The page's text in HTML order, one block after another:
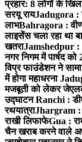
प्रहार: 8 लोगों के
सरयू रायJadugora :
लाभBahragora :
लाइसेंस चला रहा था
खतराJamshedpur :
नगर निगम में पार्षद
विप्र फाउंडेशन ने
में होगा महाधरना
मजबूती को लेकर
उद्घाटनRanchi :
रथयात्राJhargram :
राखी लिफाफेGua :
चैन खराब करने वाले